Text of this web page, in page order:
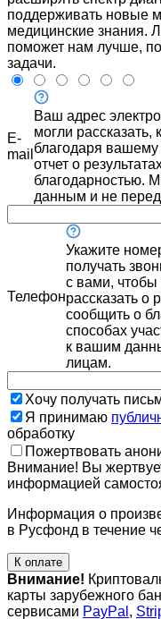
поддерживать новые
медицинские знания.
поможет нам лучше,
задачи.
E-
mail
Ваш адрес
могли рассказать,
благодаря
отчет о
благодарностью.
данным и не
Телефон
Укажите
получать
с вами, чтобы
рассказать о
сообщить о
способах
к вашим
лицам.
Хочу получать
Я принимаю
обработку
Пожертвовать
Внимание! Вы
информацией
Информация о
в Русфонд в течение
К оплате
Внимание!
карты зарубежного
сервисами PayPal ,